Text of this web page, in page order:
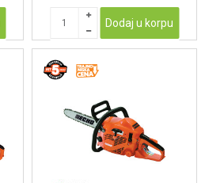
Dodaj u korpu